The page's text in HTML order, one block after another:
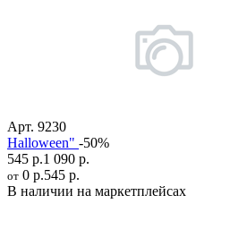
Арт. 9230
Halloween" -50%
545 р.1 090 р.
от 0 р.545 р.
В наличии на маркетплейсах